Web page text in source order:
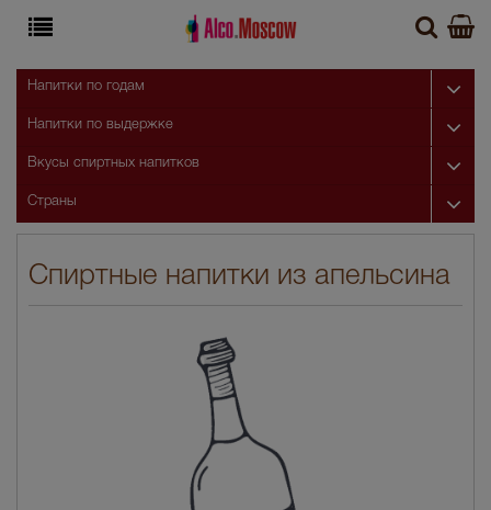
Спиртные напитки из апельсина
Напитки по годам
Напитки по выдержке
Вкусы спиртных напитков
Страны